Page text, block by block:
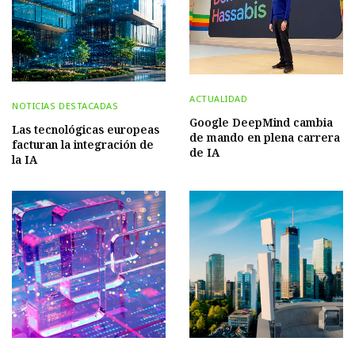
NOTICIAS DESTACADAS
Las tecnológicas europeas
facturan la integración de
la IA
ACTUALIDAD
Google DeepMind cambia
de mando en plena carrera
de IA